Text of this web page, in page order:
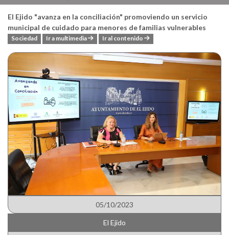
El Ejido "avanza en la conciliación" promoviendo un servicio
municipal de cuidado para menores de familias vulnerables
Sociedad Ir a multimedia Ir al contenido
05/10/2023
El Ejido